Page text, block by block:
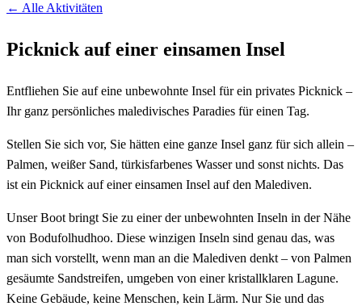
← Alle Aktivitäten
Picknick auf einer einsamen Insel
Entfliehen Sie auf eine unbewohnte Insel für ein privates Picknick –
Ihr ganz persönliches maledivisches Paradies für einen Tag.
Stellen Sie sich vor, Sie hätten eine ganze Insel ganz für sich allein –
Palmen, weißer Sand, türkisfarbenes Wasser und sonst nichts. Das
ist ein Picknick auf einer einsamen Insel auf den Malediven.
Unser Boot bringt Sie zu einer der unbewohnten Inseln in der Nähe
von Bodufolhudhoo. Diese winzigen Inseln sind genau das, was
man sich vorstellt, wenn man an die Malediven denkt – von Palmen
gesäumte Sandstreifen, umgeben von einer kristallklaren Lagune.
Keine Gebäude, keine Menschen, kein Lärm. Nur Sie und das